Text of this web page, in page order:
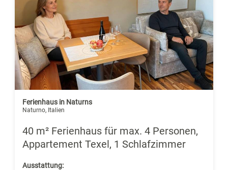
Ferienhaus in Naturns
Naturno, Italien
40 m² Ferienhaus für max. 4 Personen,
Appartement Texel, 1 Schlafzimmer
Ausstattung: